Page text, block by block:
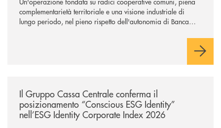
complementarietà territoriale e una visione industriale di
lungo periodo, nel pieno rispetto dell'autonomia di Banca
negoziazione esclusiva per la finalizzazione dell’operazione.
Il Gruppo Cassa Centrale conferma il
posizionamento “Conscious ESG Identity”
nell’ESG Identity Corporate Index 2026